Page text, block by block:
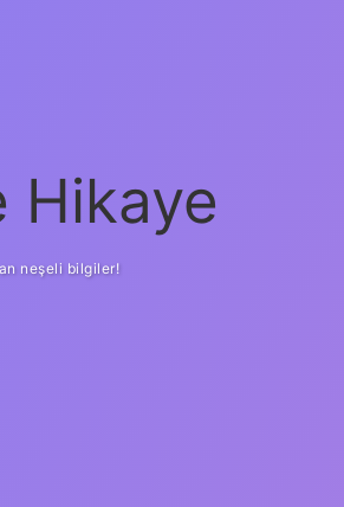
Hikaye
neşeli bilgiler!